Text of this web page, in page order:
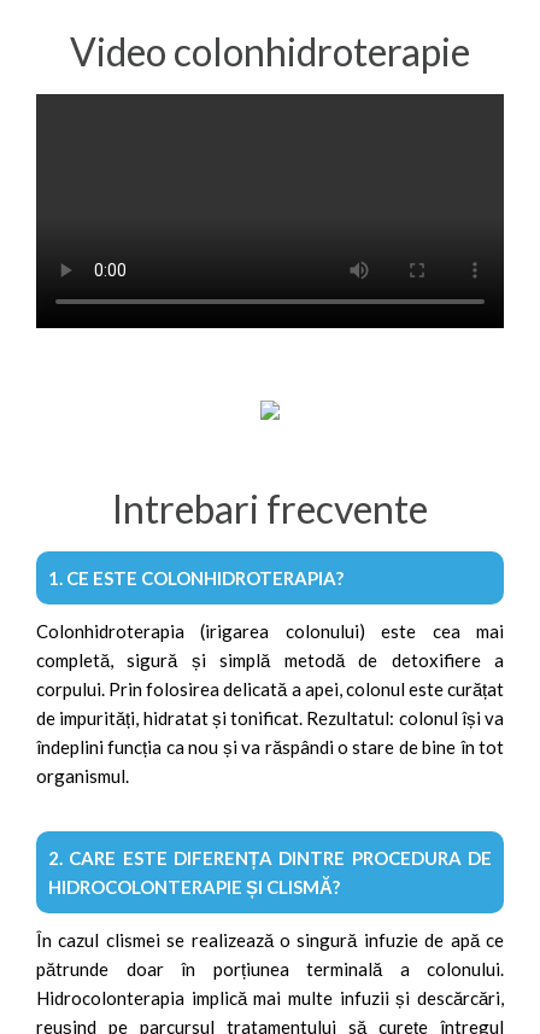
Video colonhidroterapie
Intrebari frecvente
1. CE ESTE COLONHIDROTERAPIA?
Colonhidroterapia (irigarea colonului) este cea mai
completă, sigură și simplă metodă de detoxifiere a
corpului. Prin folosirea delicată a apei, colonul este curățat
de impurități, hidratat și tonificat. Rezultatul: colonul își va
îndeplini funcția ca nou și va răspândi o stare de bine în tot
organismul.
2. CARE ESTE DIFERENȚA DINTRE PROCEDURA DE
HIDROCOLONTERAPIE ȘI CLISMĂ?
În cazul clismei se realizează o singură infuzie de apă ce
pătrunde doar în porțiunea terminală a colonului.
Hidrocolonterapia implică mai multe infuzii și descărcări,
reușind pe parcursul tratamentului să curețe întregul